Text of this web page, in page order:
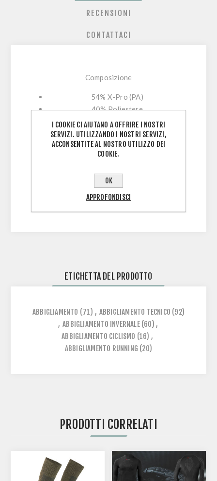
RECENSIONI
CONTATTACI
Composizione
54% X-Pro (PA)
40% Poliestere
6% Lycra
Range di utilizzo: -15 / +15 gradi
Termoregolazione: 5 / 5
Vestitibilità: Fit
ETICHETTA DEL PRODOTTO
ABBIGLIAMENTO (71) , ABBIGLIAMENTO TECNICO (92)
, ABBIGLIAMENTO INVERNALE (60) ,
ABBIGLIAMENTO CICLISMO (16) ,
ABBIGLIAMENTO RUNNING (20)
PRODOTTI CORRELATI
I COOKIE CI AIUTANO A OFFRIRE I NOSTRI
SERVIZI. UTILIZZANDO I NOSTRI SERVIZI,
ACCONSENTITE AL NOSTRO UTILIZZO DEI
COOKIE.
OK
APPROFONDISCI